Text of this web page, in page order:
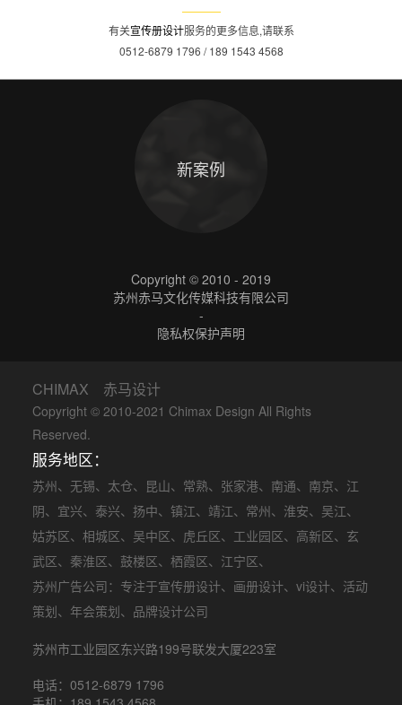
有关宣传册设计服务的更多信息,请联系
0512-6879 1796 / 189 1543 4568
新案例
Copyright © 2010 - 2019
苏州赤马文化传媒科技有限公司
-
隐私权保护声明
CHIMAX 赤马设计
Copyright © 2010-2021 Chimax Design All Rights
Reserved.
服务地区：
苏州、 无锡、 太仓、 昆山、 常熟、 张家港、 南通、 南京、 江
阴、 宜兴、 泰兴、 扬中、 镇江、 靖江、 常州、 淮安、 吴江、
姑苏区、 相城区、 吴中区、 虎丘区、 工业园区、 高新区、 玄
武区、 秦淮区、 鼓楼区、 栖霞区、 江宁区、
苏州广告公司：专注于宣传册设计、 画册设计、 vi设计、 活动
策划、 年会策划、品牌设计公司
苏州市工业园区东兴路199号联发大厦223室
电话：0512-6879 1796